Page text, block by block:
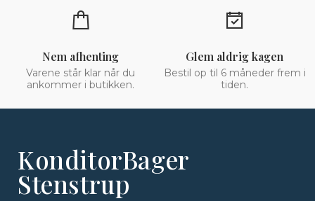
Nem afhenting
Varene står klar når du
ankommer i butikken.
Glem aldrig kagen
Bestil op til 6 måneder frem i
tiden.
KonditorBager
Stenstrup